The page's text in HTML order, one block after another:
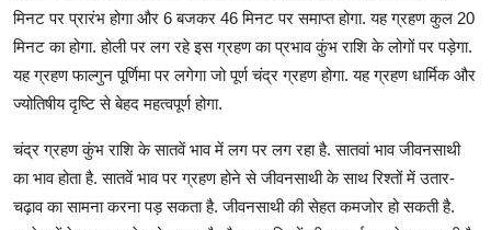
हिमाचली व्यंजन
मिनट पर प्रारंभ होगा और 6 बजकर 46 मिनट पर समाप्त होगा. यह ग्रहण कुल 20
मिनट का होगा. होली पर लग रहे इस ग्रहण का प्रभाव कुंभ राशि के लोगों पर पड़ेगा.
यह ग्रहण फाल्गुन पूर्णिमा पर लगेगा जो पूर्ण चंद्र ग्रहण होगा. यह ग्रहण धार्मिक और
ज्योतिषीय दृष्टि से बेहद महत्वपूर्ण होगा.
चंद्र ग्रहण कुंभ राशि के सातवें भाव में लग पर लग रहा है. सातवां भाव जीवनसाथी
का भाव होता है. सातवें भाव पर ग्रहण होने से जीवनसाथी के साथ रिश्तों में उतार-
चढ़ाव का सामना करना पड़ सकता है. जीवनसाथी की सेहत कमजोर हो सकती है.